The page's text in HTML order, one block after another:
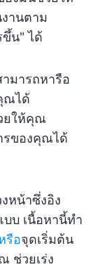
านตาม
ขึ้น" ได้
มารถหารือ
ณได้
ยให้คุณ
รของคุณได้
หน้าซึ่งอิง
บ เนื้อหานี้ทำ
รือจุดเริ่มต้น
ช่วยเร่ง